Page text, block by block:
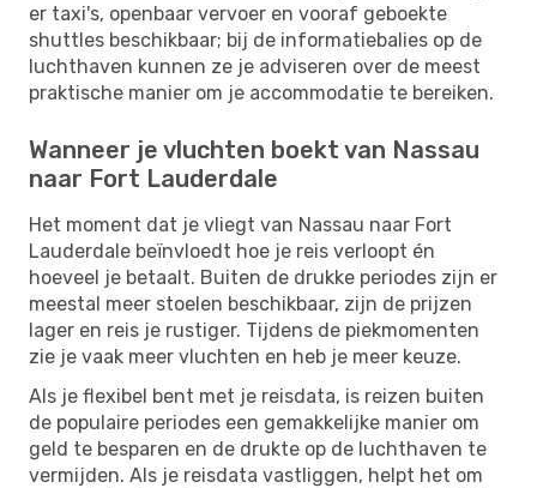
er taxi's, openbaar vervoer en vooraf geboekte
shuttles beschikbaar; bij de informatiebalies op de
luchthaven kunnen ze je adviseren over de meest
praktische manier om je accommodatie te bereiken.
Wanneer je vluchten boekt van Nassau
naar Fort Lauderdale
Het moment dat je vliegt van Nassau naar Fort
Lauderdale beïnvloedt hoe je reis verloopt én
hoeveel je betaalt. Buiten de drukke periodes zijn er
meestal meer stoelen beschikbaar, zijn de prijzen
lager en reis je rustiger. Tijdens de piekmomenten
zie je vaak meer vluchten en heb je meer keuze.
Als je flexibel bent met je reisdata, is reizen buiten
de populaire periodes een gemakkelijke manier om
geld te besparen en de drukte op de luchthaven te
vermijden. Als je reisdata vastliggen, helpt het om